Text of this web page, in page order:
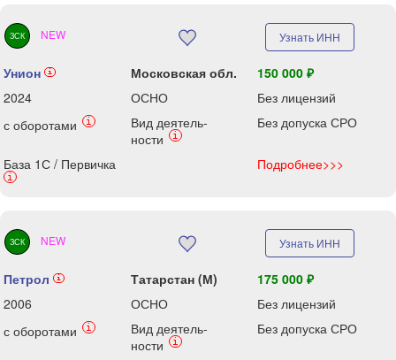
ЗСК NEW Узнать ИНН
Унион i Московская обл.
150 000 ₽
2024
ОСНО
Без лицензий
с оборотами
i
Вид деятель-
ности
i
Без допуска СРО
База 1С / Первичка
i
Подробнее>>>
ЗСК NEW Узнать ИНН
Петрол i Татарстан (М)
175 000 ₽
2006
ОСНО
Без лицензий
с оборотами
i
Вид деятель-
ности
i
Без допуска СРО